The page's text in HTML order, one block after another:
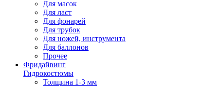
Для масок
Для ласт
Для фонарей
Для трубок
Для ножей, инструмента
Для баллонов
Прочее
Фридайвинг
Гидрокостюмы
Толщина 1-3 мм